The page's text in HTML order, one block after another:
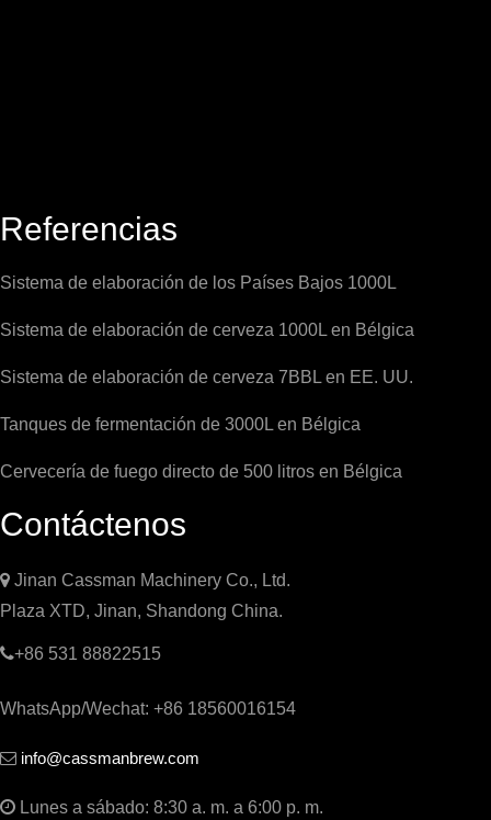
Referencias
Sistema de elaboración de los Países Bajos 1000L
Sistema de elaboración de cerveza 1000L en Bélgica
Sistema de elaboración de cerveza 7BBL en EE. UU.
Tanques de fermentación de 3000L en Bélgica
Cervecería de fuego directo de 500 litros en Bélgica
Contáctenos
 Jinan Cassman Machinery Co., Ltd.
Plaza XTD, Jinan, Shandong China.
+86 531 88822515
WhatsApp/Wechat: +86 18560016154
 info@cassmanbrew.com
 Lunes a sábado: 8:30 a. m. a 6:00 p. m.